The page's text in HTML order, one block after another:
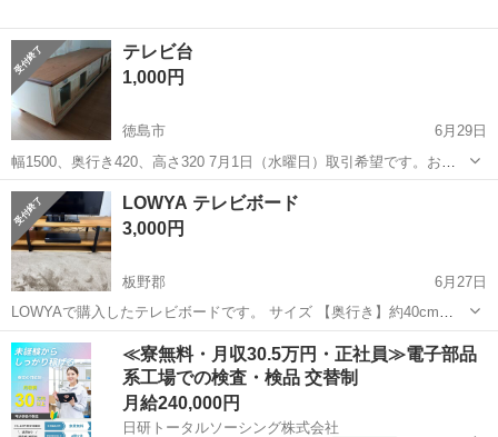
テレビ台
1,000円
徳島市
6月29日
幅1500、奥行き420、高さ320 7月1日（水曜日）取引希望です。お時
間ご相談ください。新蔵町の徳島保健所北側、マンションロイヤルハ
イツ駐車場までお願いします
徳島 徳島市 奥行き
LOWYA テレビボード
3,000円
板野郡
6月27日
LOWYAで購入したテレビボードです。 サイズ 【奥行き】約40cm
【横幅】約150cm 【高さ】約35cm 引越しに伴い、荷物整理のため出
品しました。 目立った傷や汚れも無く、状態は良いかと思います。 以
下4点を予め...
徳島 板野郡 収納家具
≪寮無料・月収30.5万円・正社員≫電子部品
系工場での検査・検品 交替制
月給240,000円
日研トータルソーシング株式会社